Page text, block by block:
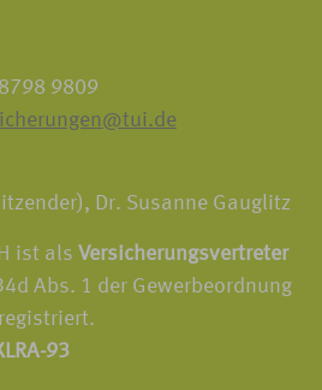
9809
Dr. Susanne Gauglitz
ist als Versicherungsvertreter
Abs. 1 der Gewerbeordnung
93